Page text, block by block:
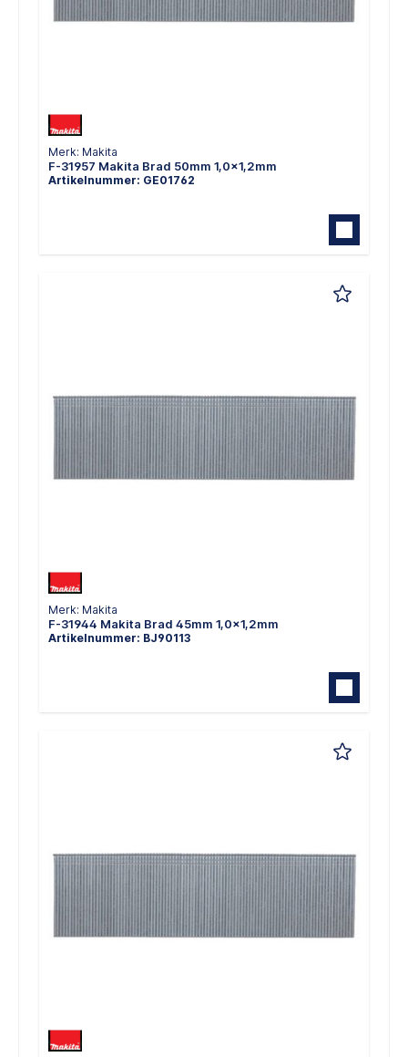
Merk: Makita
F-31957 Makita Brad 50mm 1,0x1,2mm
Artikelnummer: GE01762
Merk: Makita
F-31944 Makita Brad 45mm 1,0x1,2mm
Artikelnummer: BJ90113